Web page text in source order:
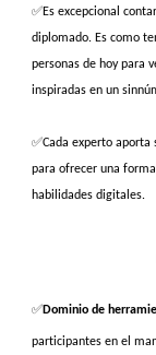
✅Es excepcional
diplomado. Es como
personas de hoy para
inspiradas en un
✅Cada experto aporta
para ofrecer una
habilidades digitales.
✅Dominio de
participantes en el